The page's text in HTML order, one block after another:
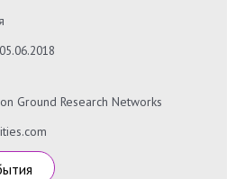
Ground Research Networks